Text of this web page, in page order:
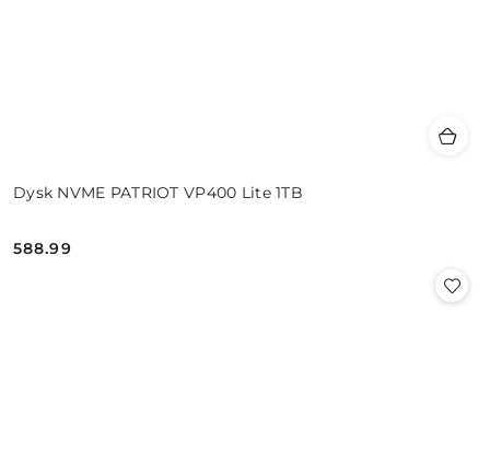
Dysk NVME PATRIOT VP400 Lite 1TB
Cena:
588.99